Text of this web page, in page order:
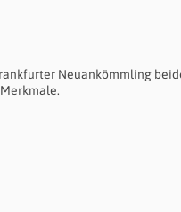
Neuankömmling